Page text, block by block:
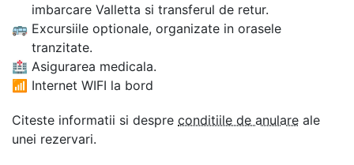
imbarcare Valletta si transferul de retur.
🚌 Excursiile optionale, organizate in orasele
tranzitate.
🏥 Asigurarea medicala.
📶 Internet WIFI la bord
Citeste informatii si despre conditiile de anulare ale
unei rezervari.